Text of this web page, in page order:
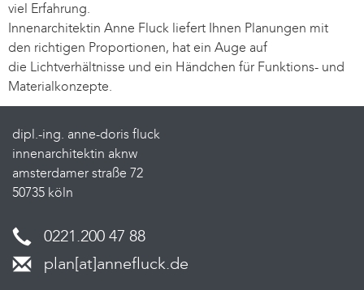
viel Erfahrung.
Innenarchitektin Anne Fluck liefert Ihnen Planungen mit
den richtigen Proportionen, hat ein Auge auf
die Lichtverhältnisse und ein Händchen für Funktions- und
Materialkonzepte.
dipl.-ing. anne-doris fluck
innenarchitektin aknw
amsterdamer straße 72
50735 köln
0221.200 47 88
plan[at]annefluck.de